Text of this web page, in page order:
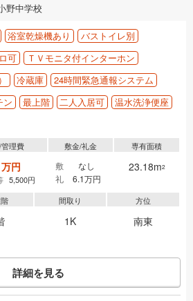
野中学校
浴室乾燥機あり
バストイレ別
可
ＴＶモニタ付インターホン
冷蔵庫
24時間緊急通報システム
ン 最上階 二人入居可
温水洗浄便座
理費
円
5,500円
敷金/礼金
敷
なし
礼
6.1万円
専有面積
23.18m2
間取り
1K
方位
南東
詳細を見る